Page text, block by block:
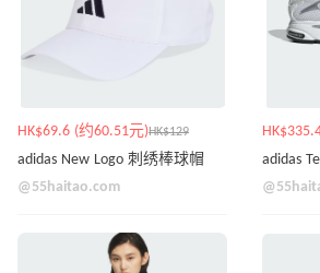
HK$69.6 (约60.51元)HK$129
adidas New Logo 刺绣棒球帽
@55haitao.com
adidas